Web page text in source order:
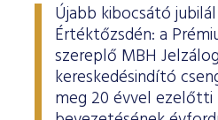
Újabb kibocsátó
Értéktőzsdén: a
szereplő MBH
kereskedésindító
meg 20 évvel ezelőtti